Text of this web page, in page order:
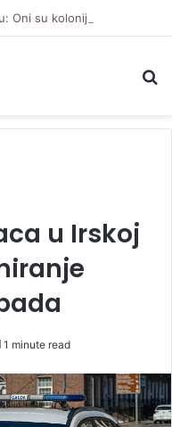
u Irskoj
1 minute read